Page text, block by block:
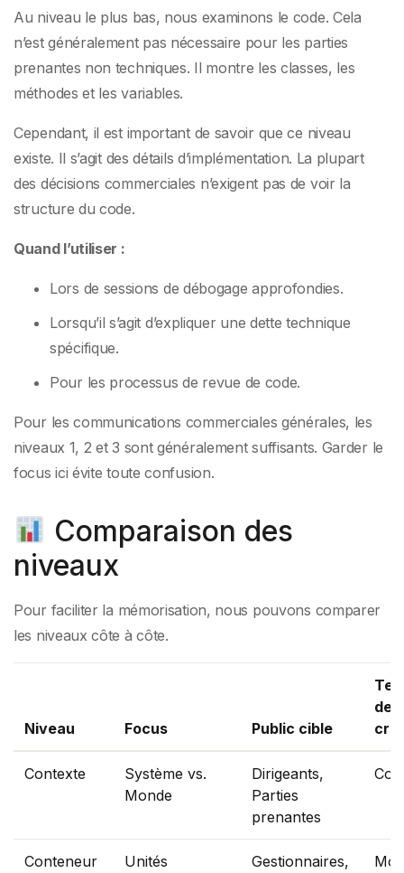
Au niveau le plus bas, nous examinons le code. Cela
n’est généralement pas nécessaire pour les parties
prenantes non techniques. Il montre les classes, les
méthodes et les variables.
Cependant, il est important de savoir que ce niveau
existe. Il s’agit des détails d’implémentation. La plupart
des décisions commerciales n’exigent pas de voir la
structure du code.
Quand l’utiliser :
Lors de sessions de débogage approfondies.
Lorsqu’il s’agit d’expliquer une dette technique
spécifique.
Pour les processus de revue de code.
Pour les communications commerciales générales, les
niveaux 1, 2 et 3 sont généralement suffisants. Garder le
focus ici évite toute confusion.
Comparaison des
niveaux
Pour faciliter la mémorisation, nous pouvons comparer
les niveaux côte à côte.
Niveau Focus Public cible
de
Contexte
Système vs.
Monde
Dirigeants,
Parties
prenantes
Conteneur
Unités
Gestionnaires,